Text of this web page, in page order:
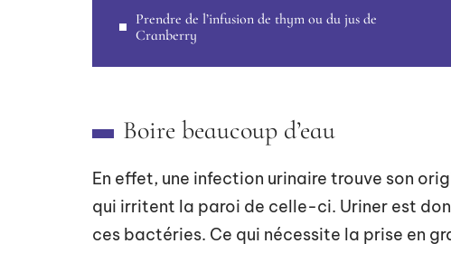
Prendre de l’infusion de thym ou du jus de
Cranberry
Boire beaucoup d’eau
En effet, une infection urinaire trouve son
qui irritent la paroi de celle-ci. Uriner est
ces bactéries. Ce qui nécessite la prise en